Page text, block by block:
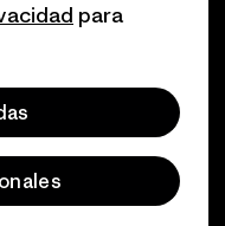
reservados.
para